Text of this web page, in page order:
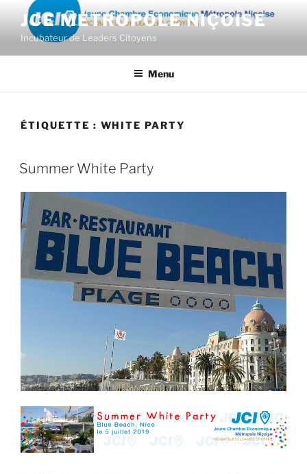
contenu
principal
JCE MÉTROPOLE NIÇOISE
Incubateur de Leaders Citoyens
Menu
ÉTIQUETTE : WHITE PARTY
Summer White Party